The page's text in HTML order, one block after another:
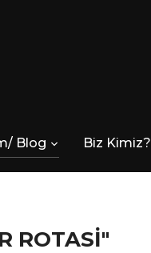
Blog Biz Kimiz?
ROTASI"